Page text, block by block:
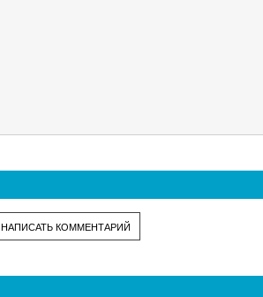
НАПИСАТЬ КОММЕНТАРИЙ